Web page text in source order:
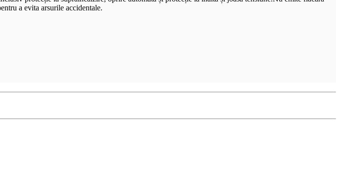
a evita arsurile accidentale.